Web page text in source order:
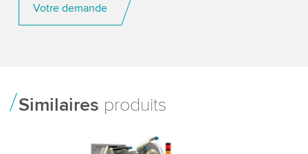
Votre demande
Similaires produits